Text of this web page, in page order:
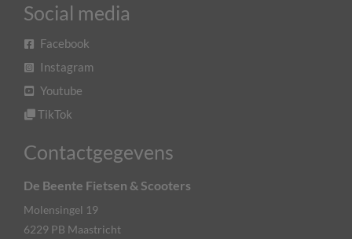
Social media
Facebook
Instagram
Youtube
TikTok
Contactgegevens
De Beente Fietsen & Scooters
Molensingel 19
6229 PB Maastricht